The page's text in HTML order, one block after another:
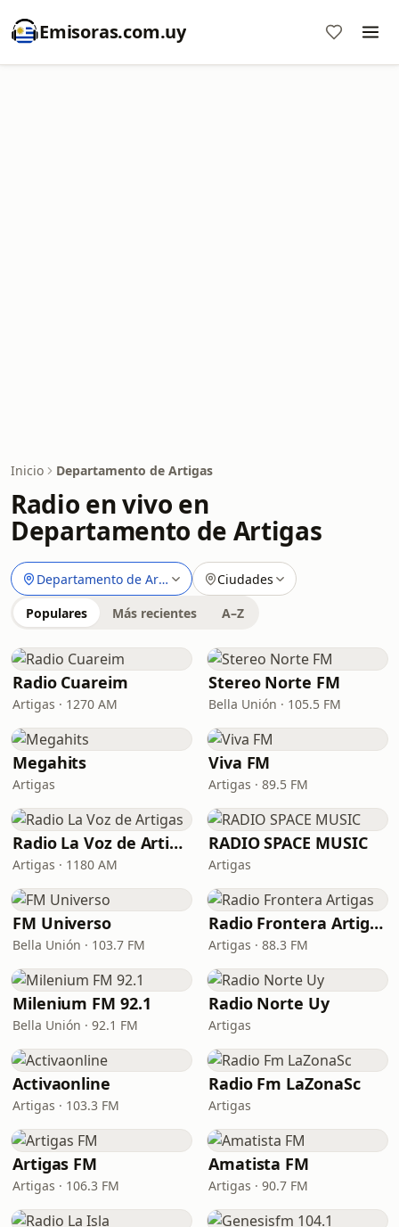
Emisoras.com.uy
Inicio Departamento de Artigas
Radio en vivo en
Departamento de Artigas
Departamento de Artigas Ciudades
Populares Más recientes A–Z
Radio Cuareim
Artigas · 1270 AM
Stereo Norte FM
Bella Unión · 105.5 FM
Megahits
Artigas
Viva FM
Artigas · 89.5 FM
Radio La Voz de Artigas
Artigas · 1180 AM
RADIO SPACE MUSIC
Artigas
FM Universo
Bella Unión · 103.7 FM
Radio Frontera Artigas
Artigas · 88.3 FM
Milenium FM 92.1
Bella Unión · 92.1 FM
Radio Norte Uy
Artigas
Activaonline
Artigas · 103.3 FM
Radio Fm LaZonaSc
Artigas
Artigas FM
Artigas · 106.3 FM
Amatista FM
Artigas · 90.7 FM